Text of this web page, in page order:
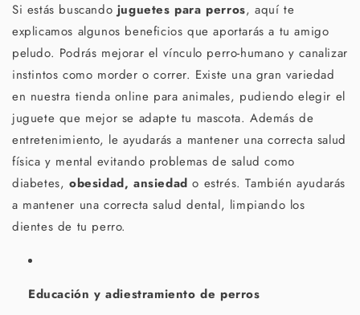
Si estás buscando juguetes para perros, aquí te
explicamos algunos beneficios que aportarás a tu amigo
peludo. Podrás mejorar el vínculo perro-humano y canalizar
instintos como morder o correr. Existe una gran variedad
en nuestra tienda online para animales, pudiendo elegir el
juguete que mejor se adapte tu mascota. Además de
entretenimiento, le ayudarás a mantener una correcta salud
física y mental evitando problemas de salud como
diabetes, obesidad, ansiedad o estrés. También ayudarás
a mantener una correcta salud dental, limpiando los
dientes de tu perro.
Educación y adiestramiento de perros